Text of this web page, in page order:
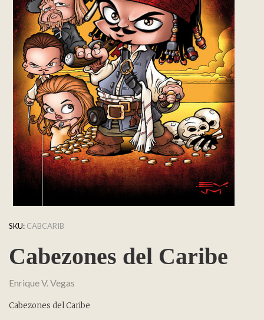
SKU: CABCARIB
Cabezones del Caribe
Enrique V. Vegas
Cabezones del Caribe